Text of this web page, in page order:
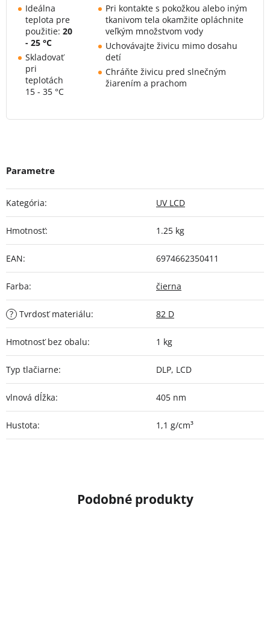
Ideálna
teplota pre
použitie: 20
- 25 °C
Skladovať
pri
teplotách
15 - 35 °C
Pri kontakte s pokožkou alebo iným
tkanivom tela okamžite opláchnite
veľkým množstvom vody
Uchovávajte živicu mimo dosahu
detí
Chráňte živicu pred slnečným
žiarením a prachom
Kategória: UV LCD
Hmotnosť: 1.25 kg
EAN: 6974662350411
Farba: čierna
? Tvrdosť materiálu: 82 D
Hmotnosť bez obalu: 1 kg
Typ tlačiarne: DLP, LCD
vlnová dĺžka: 405 nm
Hustota: 1,1 g/cm³